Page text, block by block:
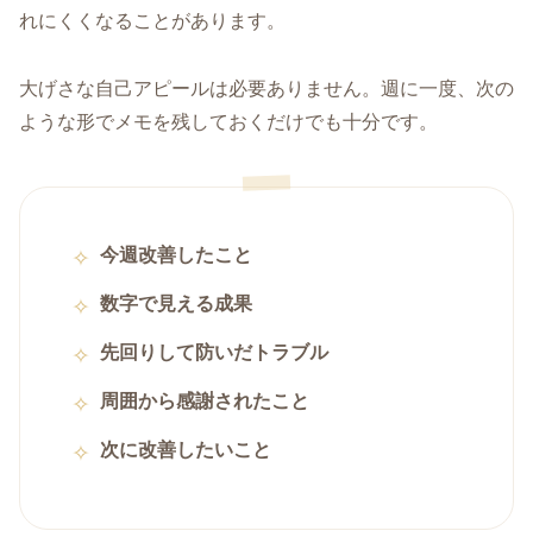
れにくくなることがあります。
大げさな自己アピールは必要ありません。週に一度、次の
ような形でメモを残しておくだけでも十分です。
今週改善したこと
数字で見える成果
先回りして防いだトラブル
周囲から感謝されたこと
次に改善したいこと